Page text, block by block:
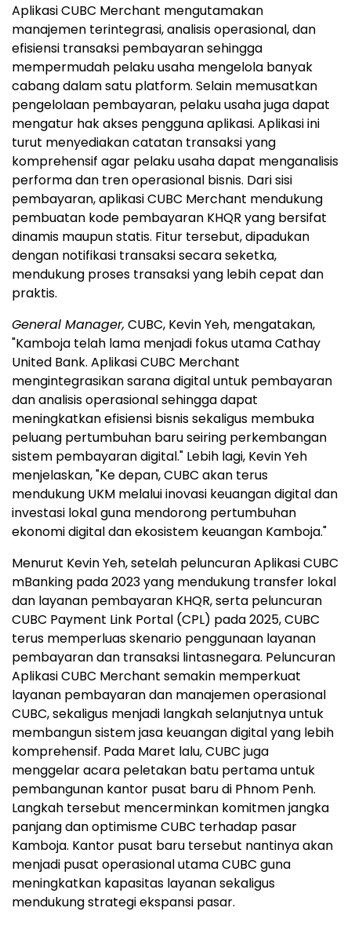
Aplikasi CUBC Merchant mengutamakan
manajemen terintegrasi, analisis operasional, dan
efisiensi transaksi pembayaran sehingga
mempermudah pelaku usaha mengelola banyak
cabang dalam satu platform. Selain memusatkan
pengelolaan pembayaran, pelaku usaha juga dapat
mengatur hak akses pengguna aplikasi. Aplikasi ini
turut menyediakan catatan transaksi yang
komprehensif agar pelaku usaha dapat menganalisis
performa dan tren operasional bisnis. Dari sisi
pembayaran, aplikasi CUBC Merchant mendukung
pembuatan kode pembayaran KHQR yang bersifat
dinamis maupun statis. Fitur tersebut, dipadukan
dengan notifikasi transaksi secara seketka,
mendukung proses transaksi yang lebih cepat dan
praktis.
General Manager, CUBC, Kevin Yeh, mengatakan,
"Kamboja telah lama menjadi fokus utama Cathay
United Bank. Aplikasi CUBC Merchant
mengintegrasikan sarana digital untuk pembayaran
dan analisis operasional sehingga dapat
meningkatkan efisiensi bisnis sekaligus membuka
peluang pertumbuhan baru seiring perkembangan
sistem pembayaran digital." Lebih lagi, Kevin Yeh
menjelaskan, "Ke depan, CUBC akan terus
mendukung UKM melalui inovasi keuangan digital dan
investasi lokal guna mendorong pertumbuhan
ekonomi digital dan ekosistem keuangan Kamboja."
Menurut Kevin Yeh, setelah peluncuran Aplikasi CUBC
mBanking pada 2023 yang mendukung transfer lokal
dan layanan pembayaran KHQR, serta peluncuran
CUBC Payment Link Portal (CPL) pada 2025, CUBC
terus memperluas skenario penggunaan layanan
pembayaran dan transaksi lintasnegara. Peluncuran
Aplikasi CUBC Merchant semakin memperkuat
layanan pembayaran dan manajemen operasional
CUBC, sekaligus menjadi langkah selanjutnya untuk
membangun sistem jasa keuangan digital yang lebih
komprehensif. Pada Maret lalu, CUBC juga
menggelar acara peletakan batu pertama untuk
pembangunan kantor pusat baru di Phnom Penh.
Langkah tersebut mencerminkan komitmen jangka
panjang dan optimisme CUBC terhadap pasar
Kamboja. Kantor pusat baru tersebut nantinya akan
menjadi pusat operasional utama CUBC guna
meningkatkan kapasitas layanan sekaligus
mendukung strategi ekspansi pasar.